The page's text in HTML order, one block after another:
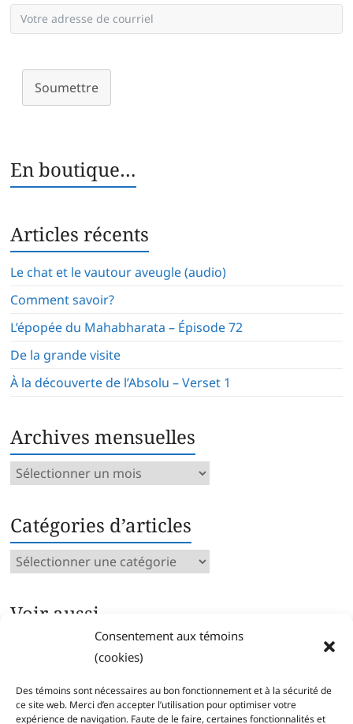
Consentement aux témoins
(cookies)
Des témoins sont nécessaires au bon fonctionnement et à la sécurité de
ce site web. Merci d’en accepter l’utilisation pour optimiser votre
expérience de navigation. Faute de le faire, certaines fonctionnalités et
Soumettre
En boutique…
Articles récents
Le chat et le vautour aveugle (audio)
Comment savoir?
L’épopée du Mahabharata – Épisode 72
De la grande visite
À la découverte de l’Absolu – Verset 1
Archives mensuelles
Archives
Catégories d’articles
Catégories
Voir aussi…
Articles parus par catégorie
Index des mots clés
Séries